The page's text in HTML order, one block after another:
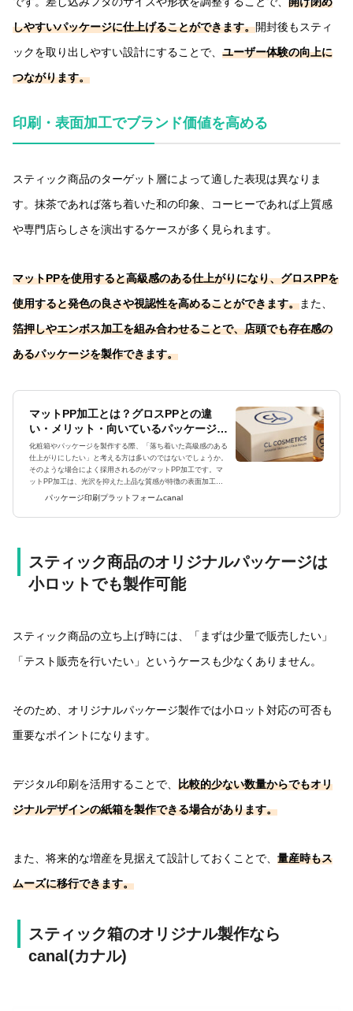
しやすいパッケージに仕上げることができます。開封後もスティ
ックを取り出しやすい設計にすることで、 ユーザー体験の向上に
つながります。
印刷・表面加工でブランド価値を高める
スティック商品のターゲット層によって適した表現は異なりま
す。抹茶であれば落ち着いた和の印象、コーヒーであれば上質感
や専門店らしさを演出するケースが多く見られます。
マットPPを使用すると高級感のある仕上がりになり、グロスPPを
使用すると発色の良さや視認性を高めることができます。また、
箔押しやエンボス加工を組み合わせることで、店頭でも存在感の
あるパッケージを製作できます。
マットPP加工とは？グロスPPとの違
い・メリット・向いているパッケージを
解説
化粧箱やパッケージを製作する際、「落ち着いた高級感のある
仕上がりにしたい」と考える方は多いのではないでしょうか。
そのような場合によく採用されるのがマットPP加工です。マ
ットPP加工は、光沢を抑えた上品な質感が特徴の表面加工
で、化粧品・サプリメント・ギフト・アパレルなど幅広いパッ
パッケージ印刷プラットフォームcanal
スティック商品のオリジナルパッケージは
小ロットでも製作可能
スティック商品の立ち上げ時には、「まずは少量で販売したい」
「テスト販売を行いたい」というケースも少なくありません。
そのため、オリジナルパッケージ製作では小ロット対応の可否も
重要なポイントになります。
デジタル印刷を活用することで、 比較的少ない数量からでもオリ
ジナルデザインの紙箱を製作できる場合があります。
また、将来的な増産を見据えて設計しておくことで、 量産時もス
ムーズに移行できます。
スティック箱のオリジナル製作なら
canal(カナル)